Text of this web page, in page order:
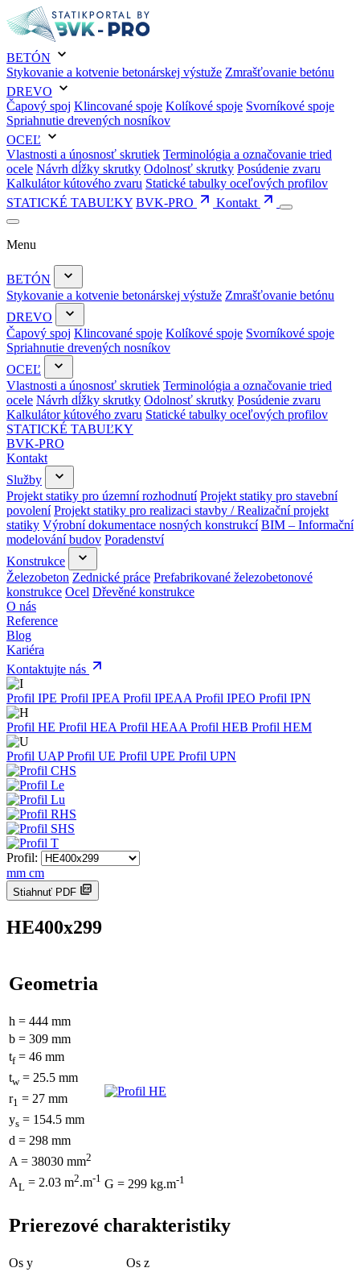
BETÓN
Stykovanie a kotvenie betonárskej výstuže Zmrašťovanie betónu
DREVO
Čapový spoj Klincované spoje Kolíkové spoje Svorníkové spoje
Spriahnutie drevených nosníkov
OCEĽ
Vlastnosti a únosnosť skrutiek Terminológia a označovanie tried
ocele Návrh dĺžky skrutky Odolnosť skrutky Posúdenie zvaru
Kalkulátor kútového zvaru Statické tabulky oceľových profilov
STATICKÉ TABUĽKY BVK-PRO Kontakt
Menu
BETÓN
Stykovanie a kotvenie betonárskej výstuže Zmrašťovanie betónu
DREVO
Čapový spoj Klincované spoje Kolíkové spoje Svorníkové spoje
Spriahnutie drevených nosníkov
OCEĽ
Vlastnosti a únosnosť skrutiek Terminológia a označovanie tried
ocele Návrh dĺžky skrutky Odolnosť skrutky Posúdenie zvaru
Kalkulátor kútového zvaru Statické tabulky oceľových profilov
STATICKÉ TABUĽKY
BVK-PRO
Kontakt
Služby
Projekt statiky pro územní rozhodnutí Projekt statiky pro stavební
povolení Projekt statiky pro realizaci stavby / Realizační projekt
statiky Výrobní dokumentace nosných konstrukcí BIM – Informační
modelování budov Poradenství
Konstrukce
Železobeton Zednické práce Prefabrikované železobetonové
konstrukce Ocel Dřevěné konstrukce
O nás
Reference
Blog
Kariéra
Kontaktujte nás
Profil IPE Profil IPEA Profil IPEAA Profil IPEO Profil IPN
Profil HE Profil HEA Profil HEAA Profil HEB Profil HEM
Profil UAPProfil UE Profil UPE Profil UPN
Profil:
mm cm
Stiahnuť PDF
HE400x299
Geometria
h = 444 mm
b = 309 mm
tf= 46 mm
tw= 25.5 mm
r1 = 27 mm
ys = 154.5 mm
d = 298 mm
A = 38030 mm2
AL = 2.03 m2.m-1 G = 299 kg.m-1
Prierezové charakteristiky
Os y
Os z